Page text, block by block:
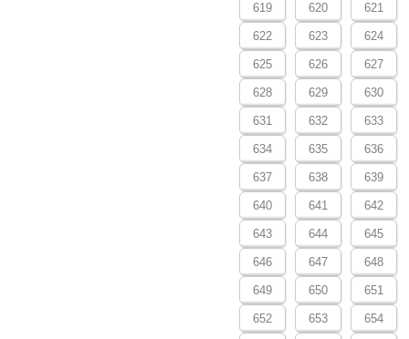
619 620 621
622 623 624
625 626 627
628 629 630
631 632 633
634 635 636
637 638 639
640 641 642
643 644 645
646 647 648
649 650 651
652 653 654